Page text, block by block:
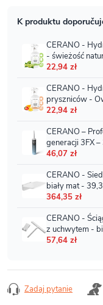
Zadaj pytanie